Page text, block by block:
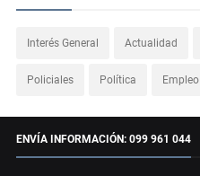
Interés General Actualidad
Policiales Política Empleo
ENVÍA INFORMACIÓN: 099 961 044